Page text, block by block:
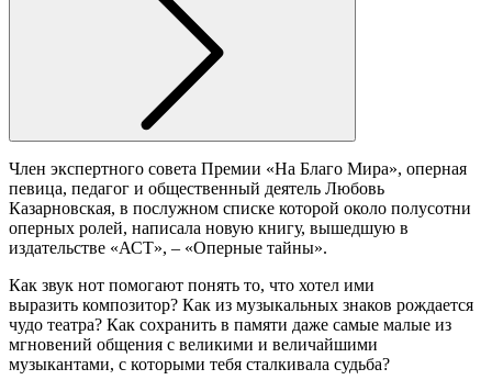
Член экспертного совета Премии «На Благо Мира», оперная
певица, педагог и общественный деятель Любовь
Казарновская, в послужном списке которой около полусотни
оперных ролей, написала новую книгу, вышедшую в
издательстве «АСТ», – «Оперные тайны».
Как звук нот помогают понять то, что хотел ими
выразить композитор? Как из музыкальных знаков рождается
чудо театра? Как сохранить в памяти даже самые малые из
мгновений общения с великими и величайшими
музыкантами, с которыми тебя сталкивала судьба?